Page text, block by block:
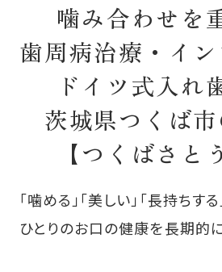
噛み合わせを
歯周病治療・イン
ドイツ式入れ
茨城県つくば
【つくばさと
「噛める」「美しい」「長持ちす
ひとりのお口の健康を長期的に